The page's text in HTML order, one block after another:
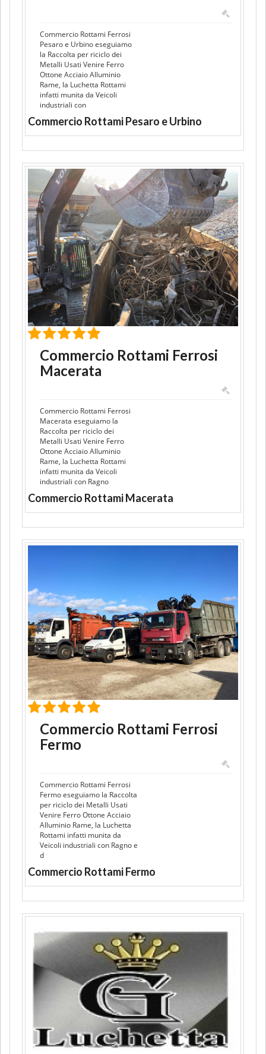
Commercio Rottami Ferrosi
Pesaro e Urbino eseguiamo
la Raccolta per riciclo dei
Metalli Usati Venire Ferro
Ottone Acciaio Alluminio
Rame, la Luchetta Rottami
infatti munita da Veicoli
industriali con
Commercio Rottami Pesaro e Urbino
Commercio Rottami Ferrosi
Macerata
Commercio Rottami Ferrosi
Macerata eseguiamo la
Raccolta per riciclo dei
Metalli Usati Venire Ferro
Ottone Acciaio Alluminio
Rame, la Luchetta Rottami
infatti munita da Veicoli
industriali con Ragno
Commercio Rottami Macerata
Commercio Rottami Ferrosi
Fermo
Commercio Rottami Ferrosi
Fermo eseguiamo la Raccolta
per riciclo dei Metalli Usati
Venire Ferro Ottone Acciaio
Alluminio Rame, la Luchetta
Rottami infatti munita da
Veicoli industriali con Ragno e
d
Commercio Rottami Fermo